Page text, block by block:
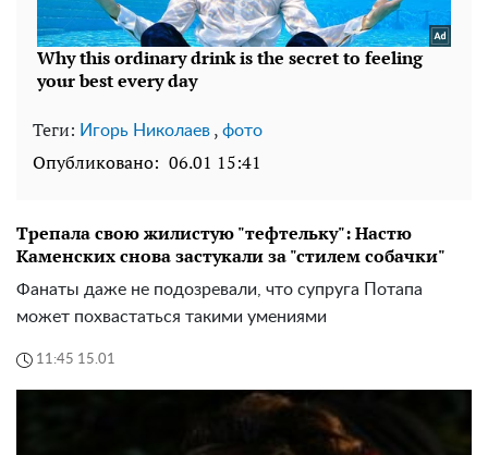
Теги: Игорь Николаев , фото
Опубликовано: 06.01 15:41
Трепала свою жилистую "тефтельку": Настю
Каменских снова застукали за "стилем собачки"
Фанаты даже не подозревали, что супруга Потапа
может похвастаться такими умениями
11:45 15.01